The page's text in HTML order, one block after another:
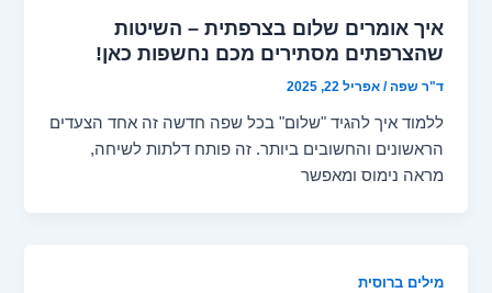
איך אומרים שלום בצרפתית – השיטות
שהצרפתים מסתירים מכם נחשפות כאן!
ד"ר שפה/אפריל 22, 2025
ללמוד איך להגיד "שלום" בכל שפה חדשה זה אחד הצעדים
הראשונים והחשובים ביותר. זה פותח דלתות לשיחה,
מראה נימוס ומאפשר
מילים ברוסית